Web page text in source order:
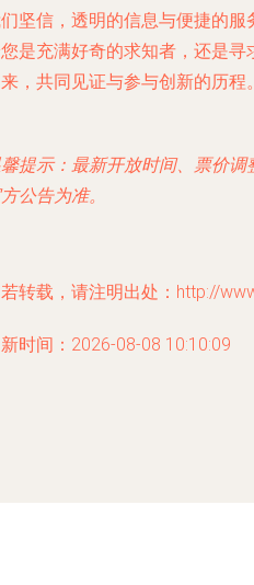
坚信，透明的信息与便捷的
是充满好奇的求知者，还是
，共同见证与参与创新的历程。
提示：最新开放时间、票价
公告为准。
转载，请注明出处：http://
时间：2026-08-08 10:10:09